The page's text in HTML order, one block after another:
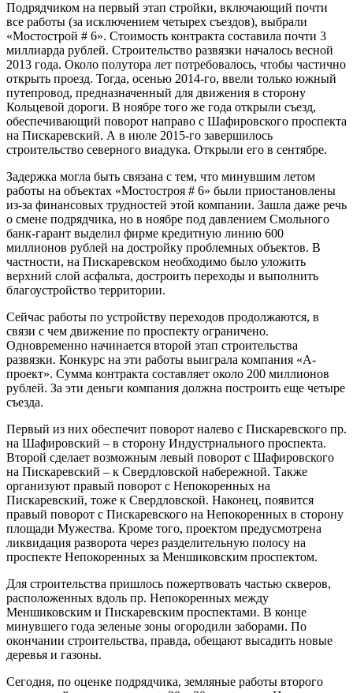
Подрядчиком на первый этап стройки, включающий почти
все работы (за исключением четырех съездов), выбрали
«Мостострой # 6». Стоимость контракта составила почти 3
миллиарда рублей. Строительство развязки началось весной
2013 года. Около полутора лет потребовалось, чтобы частично
открыть проезд. Тогда, осенью 2014-го, ввели только южный
путепровод, предназначенный для движения в сторону
Кольцевой дороги. В ноябре того же года открыли съезд,
обеспечивающий поворот направо с Шафировского проспекта
на Пискаревский. А в июле 2015-го завершилось
строительство северного виадука. Открыли его в сентябре.
Задержка могла быть связана с тем, что минувшим летом
работы на объектах «Мостостроя # 6» были приостановлены
из-за финансовых трудностей этой компании. Зашла даже речь
о смене подрядчика, но в ноябре под давлением Смольного
банк-гарант выделил фирме кредитную линию 600
миллионов рублей на достройку проблемных объектов. В
частности, на Пискаревском необходимо было уложить
верхний слой асфальта, достроить переходы и выполнить
благоустройство территории.
Сейчас работы по устройству переходов продолжаются, в
связи с чем движение по проспекту ограничено.
Одновременно начинается второй этап строительства
развязки. Конкурс на эти работы выиграла компания «А-
проект». Сумма контракта составляет около 200 миллионов
рублей. За эти деньги компания должна построить еще четыре
съезда.
Первый из них обеспечит поворот налево с Пискаревского пр.
на Шафировский – в сторону Индустриального проспекта.
Второй сделает возможным левый поворот с Шафировского
на Пискаревский – к Свердловской набережной. Также
организуют правый поворот с Непокоренных на
Пискаревский, тоже к Свердловской. Наконец, появится
правый поворот с Пискаревского на Непокоренных в сторону
площади Мужества. Кроме того, проектом предусмотрена
ликвидация разворота через разделительную полосу на
проспекте Непокоренных за Меншиковским проспектом.
Для строительства пришлось пожертвовать частью скверов,
расположенных вдоль пр. Непокоренных между
Меншиковским и Пискаревским проспектами. В конце
минувшего года зеленые зоны огородили заборами. По
окончании строительства, правда, обещают высадить новые
деревья и газоны.
Сегодня, по оценке подрядчика, земляные работы второго